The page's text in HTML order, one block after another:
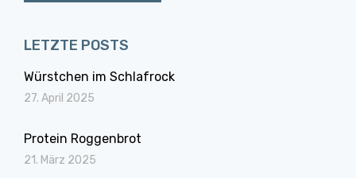
LETZTE POSTS
Würstchen im Schlafrock
27. April 2025
Protein Roggenbrot
21. März 2025